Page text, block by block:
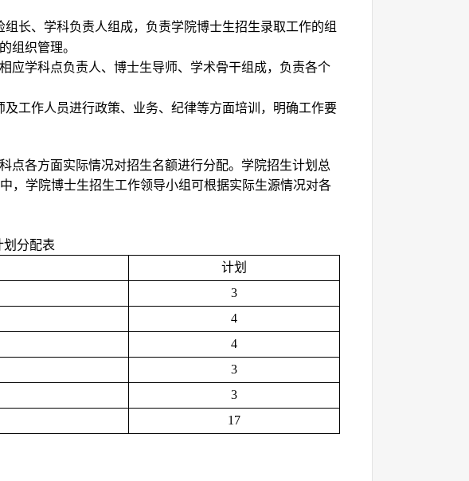
长、 学科负责人组成，负责学院博士生招生录取工作的组
组织管理。
应学科点负责人、博士生导师、学术骨干组成，负责各个
工作人员进行政策、业务、纪律等方面培训，明确工作要
点各方面实际情况对招生名额进行分配。学院招生计划总
，学院博士生招生工作领导小组可根据实际生源情况对各
分配表
计划
3
4
4
3
3
17